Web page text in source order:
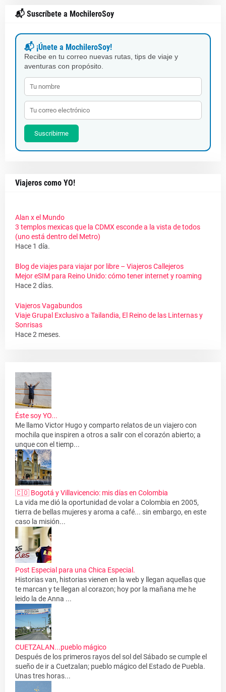
📬 Suscríbete a MochileroSoy
📬 ¡Únete a MochileroSoy!
Recibe en tu correo nuevas rutas, tips de viaje y
aventuras con propósito.
Suscribirme
Viajeros como YO!
Alan x el Mundo
3 templos mexicas que la CDMX esconde a la vista de todos
(uno está dentro del Metro)
Hace 1 día.
Blog de viajes para viajar por libre – Viajeros Callejeros
Mejor eSIM para Reino Unido: cómo tener internet y roaming
Hace 2 días.
Viajeros Vagabundos
Viaje Grupal Exclusivo a Tailandia, El Reino de las Linternas y
Sonrisas
Hace 2 meses.
Éste soy YO...
Me llamo Victor Hugo y comparto relatos de un viajero con
mochila que inspiren a otros a salir con el corazón abierto; a
unque con el tiemp...
🇨🇴 Bogotá y Villavicencio: mis días en Colombia
La vida me dió la oportunidad de volar a Colombia en 2005,
tierra de bellas mujeres y aroma a café... sin embargo, en este
caso la misión...
Post Especial para una Chica Especial.
Historias van, historias vienen en la web y llegan aquellas que
te marcan y te llegan al corazon; hoy por la mañana me he
leido la de Anna ...
CUETZALAN...pueblo mágico
Después de los primeros rayos del sol del Sábado se cumple el
sueño de ir a Cuetzalan; pueblo mágico del Estado de Puebla.
Unas tres horas...